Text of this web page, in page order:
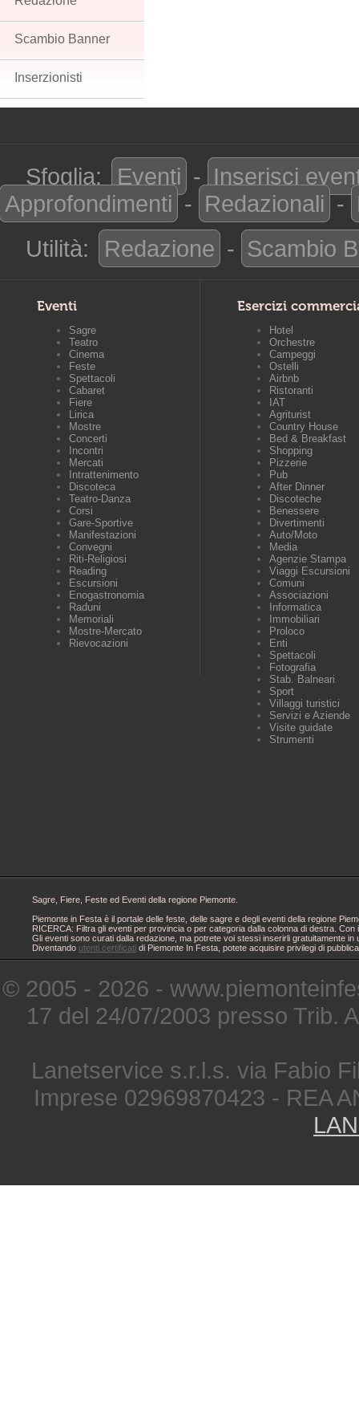
Scambio Banner
Inserzionisti
Sfoglia: Eventi - Inserisci
Approfondimenti - Redazionali -
Utilità:
Redazione - Scambio
Eventi
Sagre
Teatro
Cinema
Feste
Spettacoli
Cabaret
Fiere
Lirica
Mostre
Concerti
Incontri
Mercati
Intrattenimento
Discoteca
Teatro-Danza
Corsi
Gare-Sportive
Manifestazioni
Convegni
Riti-Religiosi
Reading
Escursioni
Enogastronomia
Raduni
Memoriali
Mostre-Mercato
Rievocazioni
Esercizi
Hotel
Orchestre
Campeggi
Ostelli
Airbnb
Ristoranti
IAT
Agriturist
Country House
Bed & Breakfast
Shopping
Pizzerie
Pub
After Dinner
Discoteche
Benessere
Divertimenti
Auto/Moto
Media
Agenzie Stampa
Viaggi Escursioni
Comuni
Associazioni
Informatica
Immobiliari
Proloco
Enti
Spettacoli
Fotografia
Stab. Balneari
Sport
Villaggi turistici
Servizi e Aziende
Visite guidate
Strumenti
Sagre, Fiere, Feste ed Eventi della regione Piemonte.
Piemonte in Festa è il portale delle feste, delle sagre e degli eventi della regione
RICERCA: Filtra gli eventi per provincia o per categoria dalla colonna di destra.
Gli eventi sono curati dalla redazione, ma potrete voi stessi inserirli gratuitamente
Diventando utenti certificati di Piemonte In Festa, potete acquisire privilegi di
© 2005 - 2026 -
17 del 24/07/2003 presso Trib.
Lanetservice s.r.l.s. via Fabio
Imprese 02969870423 - REA